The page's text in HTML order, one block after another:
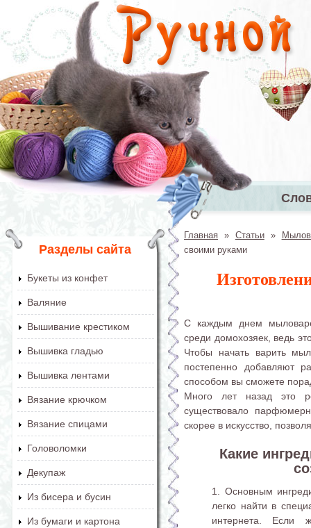
Перейти к основному содержанию
Главное
Разделы сайта
Букеты из конфет
Валяние
Вышивание крестиком
Вышивка гладью
Вышивка лентами
Вязание крючком
Вязание спицами
Головоломки
Декупаж
Из бисера и бусин
Из бумаги и картона
Вы здесь
Главная » Статьи »
своими руками
С каждым днем
среди домохозяек, ведь
Чтобы начать варить
постепенно добавляют
способом вы сможете
Много лет назад это
существовало
скорее в искусство,
Какие
Основным
легко найти в
интернета.